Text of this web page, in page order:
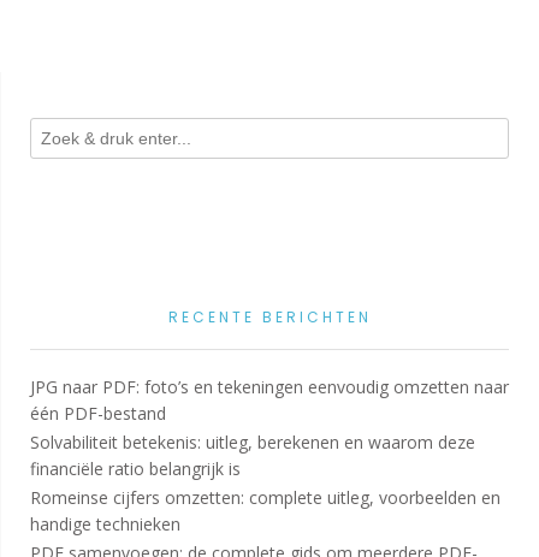
RECENTE BERICHTEN
JPG naar PDF: foto’s en tekeningen eenvoudig omzetten naar
één PDF-bestand
Solvabiliteit betekenis: uitleg, berekenen en waarom deze
financiële ratio belangrijk is
Romeinse cijfers omzetten: complete uitleg, voorbeelden en
handige technieken